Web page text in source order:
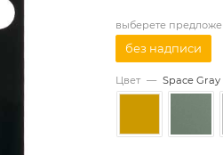
выберете
без надписи
Цвет — Space Gray